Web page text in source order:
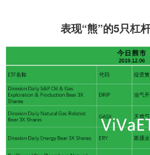
表现“熊”的5只杠